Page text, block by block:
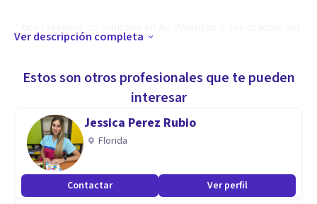
* Atención Online
Especialidad
* Transtornos Alimenticios
* Transtornos del Animo (depresion)
* Transtornos Psicosomaticos
Ver descripción completa
Estos son otros profesionales que te pueden
interesar
Jessica Perez Rubio
Florida
Contactar Ver perfil